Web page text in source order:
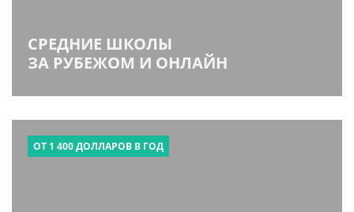
СРЕДНИЕ ШКОЛЫ
ЗА РУБЕЖОМ И ОНЛАЙН
ОТ 1 400ДОЛЛАРОВ В ГОД